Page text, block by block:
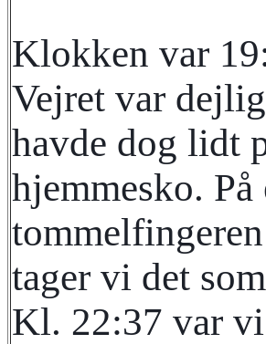
Klokken var
Vejret var
havde dog lidt
hjemmesko.
tager vi det
Kl. 22:37 var vi